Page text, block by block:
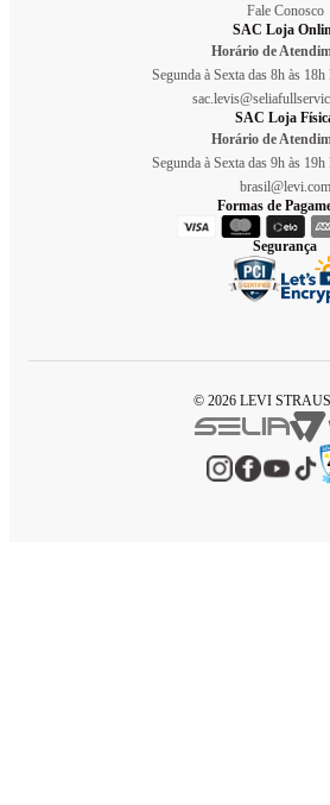
Fale Conosco
SAC Loja
Horário de
Segunda à Sexta das 8h às
SAC Loja
Horário de
Segunda à Sexta das 9h às
brasil@levi.com
Formas de
Segurança
© 2026 LEVI